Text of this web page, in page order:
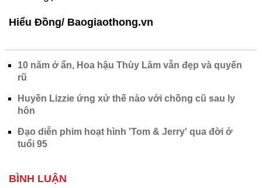
Hiểu Đồng/ Baogiaothong.vn
10 năm ở ẩn, Hoa hậu Thùy Lâm vẫn đẹp và quyến
rũ
Huyền Lizzie ứng xử thế nào với chồng cũ sau ly
hôn
Đạo diễn phim hoạt hình 'Tom & Jerry' qua đời ở
tuổi 95